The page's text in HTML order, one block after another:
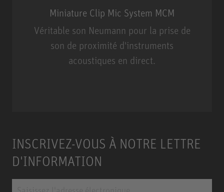
Miniature Clip Mic System MCM
Véritable son Neumann pour la prise de
son de proximité d'instruments
acoustiques en direct.
INSCRIVEZ-VOUS À NOTRE LETTRE
D'INFORMATION